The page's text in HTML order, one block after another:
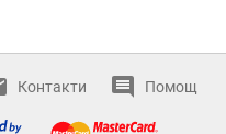
Контакти Помощ